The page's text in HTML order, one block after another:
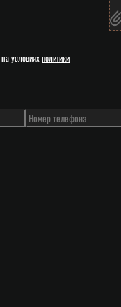
на условияхполитики